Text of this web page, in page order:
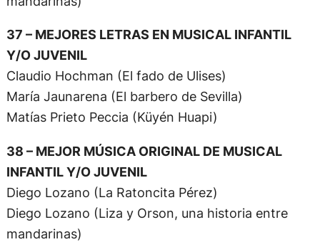
37 – MEJORES LETRAS EN MUSICAL INFANTIL
Y/O JUVENIL
Claudio Hochman (El fado de Ulises)
María Jaunarena (El barbero de Sevilla)
Matías Prieto Peccia (Küyén Huapi)
38 – MEJOR MÚSICA ORIGINAL DE MUSICAL
INFANTIL Y/O JUVENIL
Diego Lozano (La Ratoncita Pérez)
Diego Lozano (Liza y Orson, una historia entre
mandarinas)